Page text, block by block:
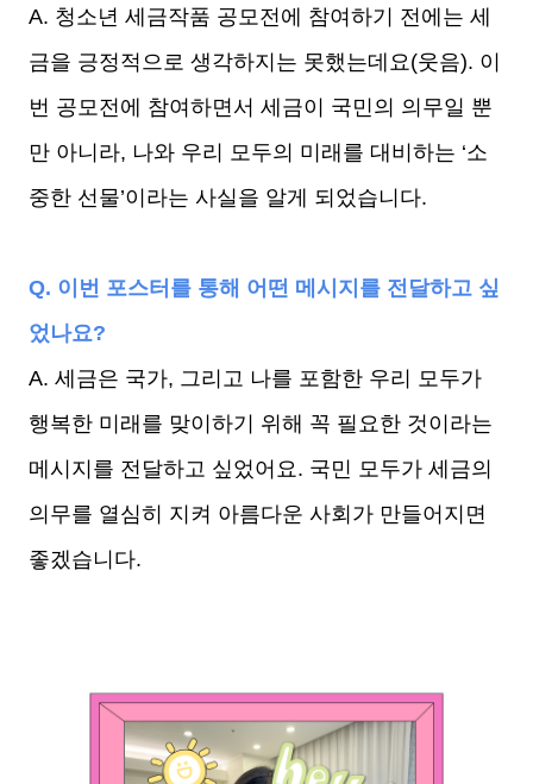
A. 청소년 세금작품 공모전에 참여하기 전에는 세
금을 긍정적으로 생각하지는 못했는데요(웃음). 이
번 공모전에 참여하면서 세금이 국민의 의무일 뿐
만 아니라, 나와 우리 모두의 미래를 대비하는 ‘소
중한 선물’이라는 사실을 알게 되었습니다.
Q. 이번 포스터를 통해 어떤 메시지를 전달하고 싶
었나요?
A. 세금은 국가, 그리고 나를 포함한 우리 모두가
행복한 미래를 맞이하기 위해 꼭 필요한 것이라는
메시지를 전달하고 싶었어요. 국민 모두가 세금의
의무를 열심히 지켜 아름다운 사회가 만들어지면
좋겠습니다.